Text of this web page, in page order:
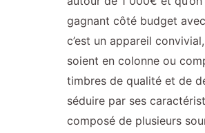
gagnant côté budget
c’est un appareil
soient en colonne ou
timbres de qualité et de
séduire par ses
composé de plusieurs